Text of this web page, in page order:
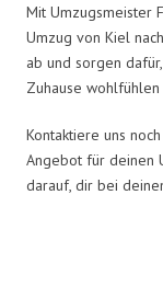
Mit Umzugsmeister
Umzug von Kiel
ab und sorgen
Zuhause wohlfühlen
Kontaktiere uns
Angebot für deinen
darauf, dir bei